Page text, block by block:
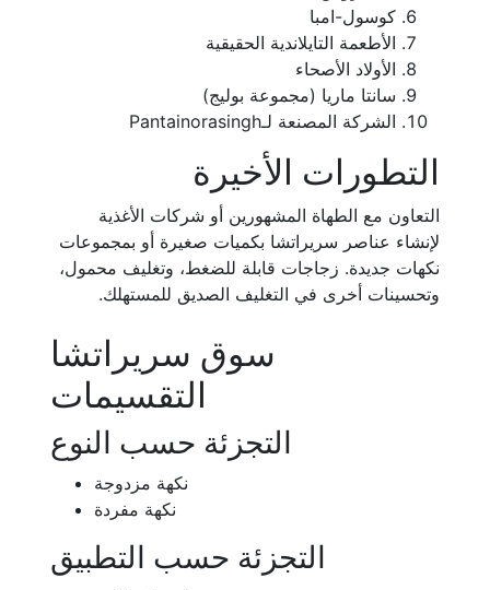
كوسول-امبا
الأطعمة التايلاندية الحقيقية
الأولاد الأصحاء
سانتا ماريا (مجموعة بوليج)
الشركة المصنعة لـPantainorasingh
التطورات الأخيرة
التعاون مع الطهاة المشهورين أو شركات الأغذية
لإنشاء عناصر سريراتشا بكميات صغيرة أو بمجموعات
نكهات جديدة. زجاجات قابلة للضغط، وتغليف محمول،
وتحسينات أخرى في التغليف الصديق للمستهلك.
سوق سريراتشا
التقسيمات
التجزئة حسب النوع
نكهة مزدوجة
نكهة مفردة
التجزئة حسب التطبيق